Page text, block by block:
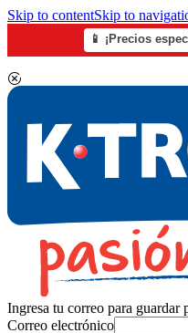
Skip to contentSkip to
📱 ¡Precios
Ingresa tu correo para guardar
Correo electrónico